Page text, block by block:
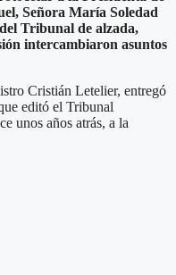
Señora María Soledad
Tribunal de alzada,
intercambiaron asuntos
Cristián Letelier, entregó
editó el Tribunal
unos años atrás, a la